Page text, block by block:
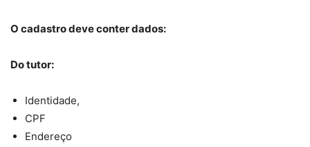
O cadastro deve conter dados:
Do tutor:
Identidade,
CPF
Endereço